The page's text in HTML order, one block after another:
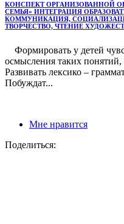
КОНСПЕКТ ОРГАНИЗОВАННОЙ
СЕМЬЯ» ИНТЕГРАЦИЯ
КОММУНИКАЦИЯ,
ТВОРЧЕСТВО, ЧТЕНИЕ
Формировать у детей
осмысления таких
Развивать лексико –
Побуждат...
Мне нравится
Поделиться: